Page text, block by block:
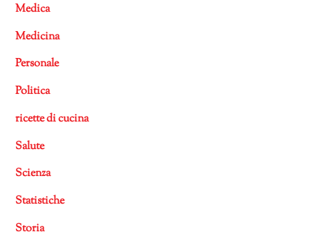
Medica
Medicina
Personale
Politica
ricette di cucina
Salute
Scienza
Statistiche
Storia